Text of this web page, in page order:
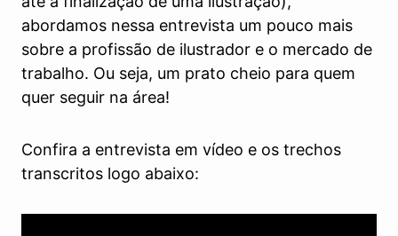
abordamos nessa entrevista um pouco mais
sobre a profissão de ilustrador e o mercado de
trabalho. Ou seja, um prato cheio para quem
quer seguir na área!
Confira a entrevista em vídeo e os trechos
transcritos logo abaixo: